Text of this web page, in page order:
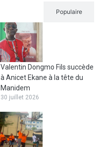
Populaire
Valentin Dongmo Fils succède
à Anicet Ekane à la tête du
Manidem
30 juillet 2026